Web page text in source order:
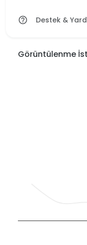
help_outline Destek &
Görüntülenme